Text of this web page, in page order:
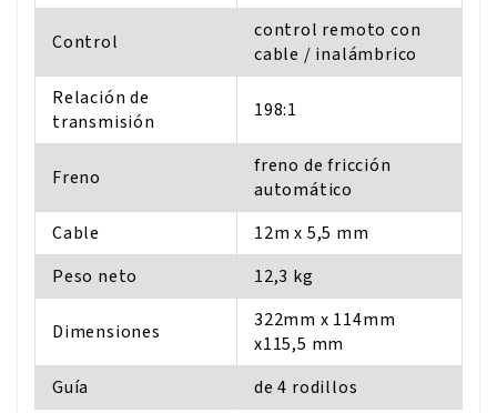
Control
control remoto con
cable / inalámbrico
Relación de
transmisión
198:1
Freno
freno de fricción
automático
Cable
12m x 5,5 mm
Peso neto
12,3 kg
Dimensiones
322mm x 114mm
x115,5 mm
Guía
de 4 rodillos